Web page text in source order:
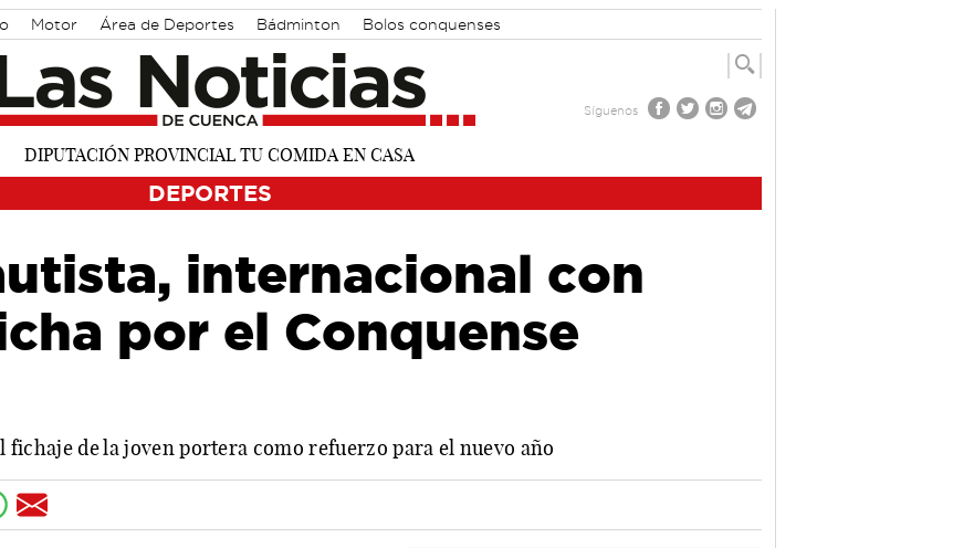
Motor Área de Deportes Bádminton Bolos conquenses
Síguenos
DEPORTES
internacional con
por el Conquense
de la joven portera como refuerzo para el nuevo año